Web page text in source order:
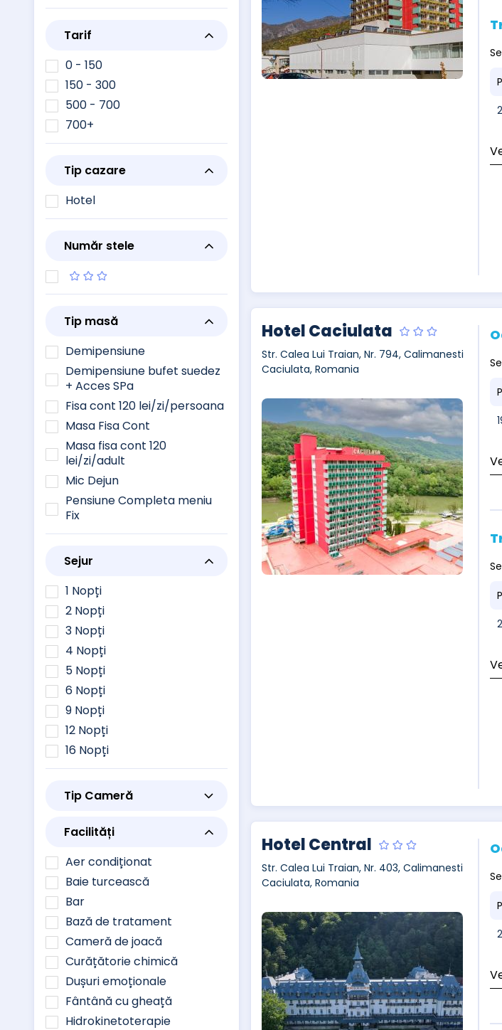
Tarif
0 - 150
150 - 300
500 - 700
700+
Tip cazare
Hotel
Număr stele
Tip masă
Demipensiune
Demipensiune bufet suedez
+ Acces SPa
Fisa cont 120 lei/zi/persoana
Masa Fisa Cont
Masa fisa cont 120
lei/zi/adult
Mic Dejun
Pensiune Completa meniu
Fix
Sejur
1 Nopți
2 Nopți
3 Nopți
4 Nopți
5 Nopți
6 Nopți
9 Nopți
12 Nopți
16 Nopți
Tip Cameră
Facilități
Aer condiționat
Baie turcească
Bar
Bază de tratament
Cameră de joacă
Curățătorie chimică
Dușuri emoționale
Fântână cu gheață
Hidrokinetoterapie
Hotel Caciulata
Str. Calea Lui Traian, Nr. 794, Calimanesti
Caciulata, Romania
Hotel Central
Str. Calea Lui Traian, Nr. 403, Calimanesti
Caciulata, Romania